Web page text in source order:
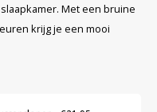
Met een bruine
krijg je een mooi